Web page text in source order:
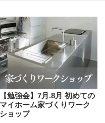
【勉強会】7月.8月 初めての
マイホーム家づくりワーク
ショップ